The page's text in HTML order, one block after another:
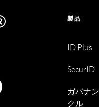
製品
ID Plus
SecurID
ガバナ
クル